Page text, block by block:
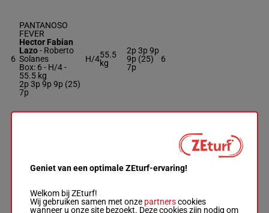
6
PANTANOSO
FEVER
Hector Fabian
Lazo- Roberto
Solanes
Box: 6 - H/4 -
55.5 kg
2p 3p 9p 9p (25)
7p
H/455.5
kg
2p 3p 9p
9p (25)
7p
6
56.5 kg
NINO DIABLO
Geniet van een optimale ZEturf-ervaring!
Welkom bij ZEturf!
Wij gebruiken samen met onze partnerscookies
wanneer u onze site bezoekt. Deze cookies zijn nodig om